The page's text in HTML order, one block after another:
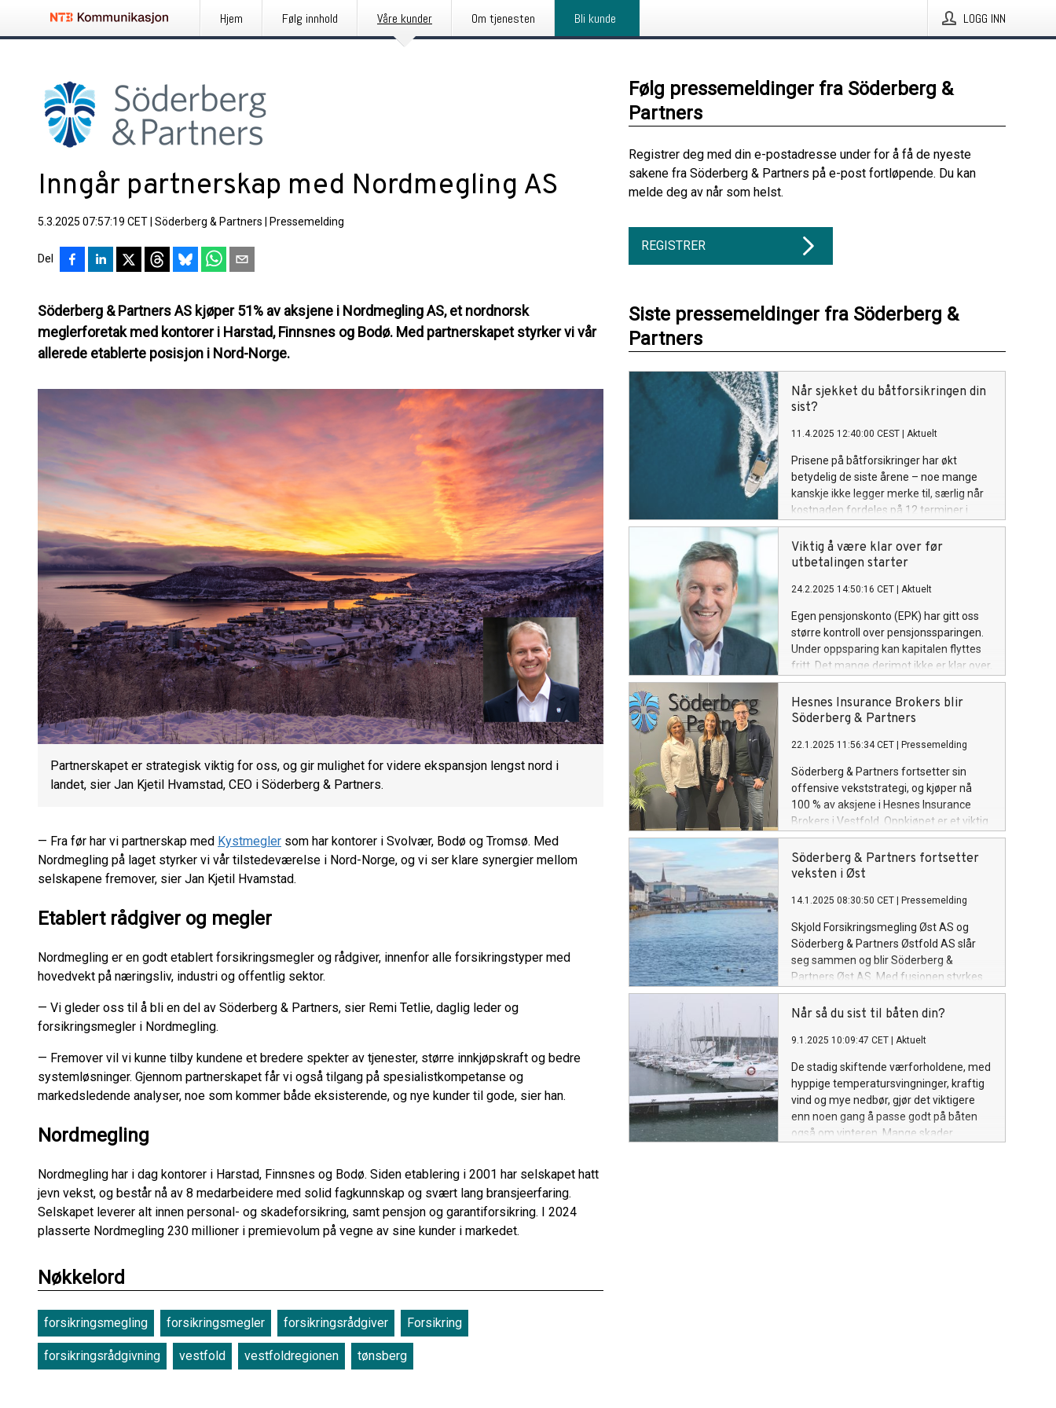
Hjem Følg innhold Våre kunder Om tjenesten Bli kunde LOGG INN
Inngår partnerskap med Nordmegling AS
5.3.2025 07:57:19 CET Söderberg & Partners Pressemelding
Del
Söderberg & Partners AS kjøper 51% av aksjene i Nordmegling AS, et nordnorsk
meglerforetak med kontorer i Harstad, Finnsnes og Bodø. Med partnerskapet styrker vi vår
allerede etablerte posisjon i Nord-Norge.
Partnerskapet er strategisk viktig for oss, og gir mulighet for videre ekspansjon lengst nord i
landet, sier Jan Kjetil Hvamstad, CEO i Söderberg & Partners.
— Fra før har vi partnerskap med Kystmegler som har kontorer i Svolvær, Bodø og Tromsø. Med
Nordmegling på laget styrker vi vår tilstedeværelse i Nord-Norge, og vi ser klare synergier mellom
selskapene fremover, sier Jan Kjetil Hvamstad.
Etablert rådgiver og megler
Nordmegling er en godt etablert forsikringsmegler og rådgiver, innenfor alle forsikringstyper med
hovedvekt på næringsliv, industri og offentlig sektor.
— Vi gleder oss til å bli en del av Söderberg & Partners, sier Remi Tetlie, daglig leder og
forsikringsmegler i Nordmegling.
— Fremover vil vi kunne tilby kundene et bredere spekter av tjenester, større innkjøpskraft og bedre
systemløsninger. Gjennom partnerskapet får vi også tilgang på spesialistkompetanse og
markedsledende analyser, noe som kommer både eksisterende, og nye kunder til gode, sier han.
Nordmegling
Nordmegling har i dag kontorer i Harstad, Finnsnes og Bodø. Siden etablering i 2001 har selskapet hatt
jevn vekst, og består nå av 8 medarbeidere med solid fagkunnskap og svært lang bransjeerfaring.
Selskapet leverer alt innen personal- og skadeforsikring, samt pensjon og garantiforsikring. I 2024
plasserte Nordmegling 230 millioner i premievolum på vegne av sine kunder i markedet.
Nøkkelord
forsikringsmegling forsikringsmegler forsikringsrådgiver Forsikring
forsikringsrådgivning vestfold vestfoldregionen tønsberg
Følg pressemeldinger fra Söderberg &
Partners
Registrer deg med din e-postadresse under for å få de nyeste
sakene fra Söderberg & Partners på e-post fortløpende. Du kan
melde deg av når som helst.
REGISTRER
Siste pressemeldinger fra Söderberg &
Partners
Når sjekket du båtforsikringen din
sist?
11.4.2025 12:40:00 CEST Aktuelt
Prisene på båtforsikringer har økt
betydelig de siste årene – noe mange
kanskje ikke legger merke til, særlig når
kostnaden fordeles på 12 terminer i
året. Økningen skyldes blant annet flere
skader og høyere reparasjonskostnader
som følge av økte priser på deler og
Viktig å være klar over før
utbetalingen starter
24.2.2025 14:50:16 CET Aktuelt
Egen pensjonskonto (EPK) har gitt oss
større kontroll over pensjonssparingen.
Under oppsparing kan kapitalen flyttes
fritt. Det mange derimot ikke er klar over,
er at når pensjonsutbetalingen starter,
kan ikke lenger pengene flyttes.
Hesnes Insurance Brokers blir
Söderberg & Partners
22.1.2025 11:56:34 CET Pressemelding
Söderberg & Partners fortsetter sin
offensive vekststrategi, og kjøper nå
100 % av aksjene i Hesnes Insurance
Brokers i Vestfold. Oppkjøpet er et viktig
steg i strategien om å tilby enda
sterkere rådgivningstjenester og
skreddersydde løsninger til bedrifter i
Buskerud.
Söderberg & Partners fortsetter
veksten i Øst
14.1.2025 08:30:50 CET Pressemelding
Skjold Forsikringsmegling Øst AS og
Söderberg & Partners Østfold AS slår
seg sammen og blir Söderberg &
Partners Øst AS. Med fusjonen styrkes
både kompetansen og bredden i
rådgivningen som tilbys kundene.
Fredrikstad.
Når så du sist til båten din?
9.1.2025 10:09:47 CET Aktuelt
De stadig skiftende værforholdene, med
hyppige temperatursvingninger, kraftig
vind og mye nedbør, gjør det viktigere
enn noen gang å passe godt på båten
også om vinteren. Mange skader